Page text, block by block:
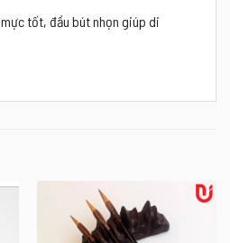
tốt, đầu bút nhọn giúp di